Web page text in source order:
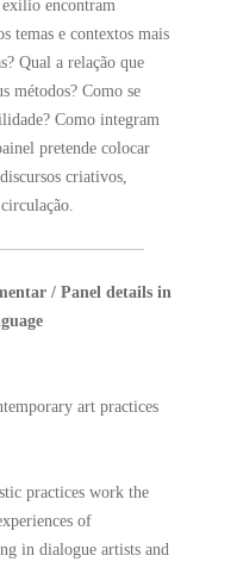
exílio encontram
temas e contextos mais
Qual a relação que
métodos? Como se
Como integram
pretende colocar
criativos,
/ Panel details in
art practices
practices work the
of
in dialogue artists and